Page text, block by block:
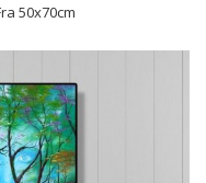
50x70cm